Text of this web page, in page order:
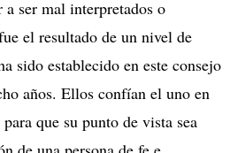
ser mal interpretados o
el resultado de un nivel de
sido establecido en este consejo
años. Ellos confían el uno en
que su punto de vista sea